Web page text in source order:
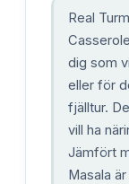
Real
dig som
eller för
fjälltur.
vill ha
Jämfört
Masala